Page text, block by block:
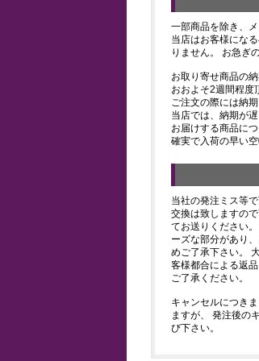
一部商品を除き、
当店はお客様にな
りません。 お急ぎ
お取り寄せ商品の
おおよそ2週間程度
ご注文の際には納
当店では、納期が
お届けする商品に
確実で入荷の早い
当社の発注ミス等
交換は致しますの
てお送りください
ーズな部分があり
めご了承下さい。
客様都合による返
ご了承ください。
キャンセルにつき
ますが、 発注後の
び下さい。